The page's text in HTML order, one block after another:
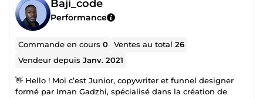
Baji_code
Performance
Commande en cours0 Ventes au total26
Vendeur depuisJanv. 2021
👋 Hello ! Moi c’est Junior, copywriter et funnel designer
formé par Iman Gadzhi, spécialisé dans la création de